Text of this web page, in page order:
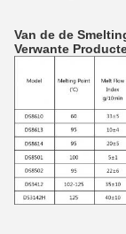
Van de de
Verwante